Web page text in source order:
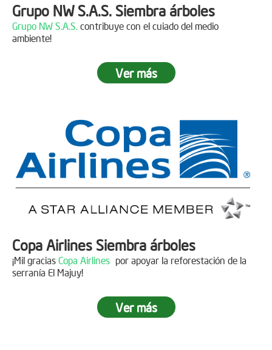
Grupo NW S.A.S. Siembra árboles
Grupo NW S.A.S. contribuye con el cuiado del medio
ambiente!
Jornada de reforestación
15 personas
Ver más
Copa Airlines Siembra árboles
¡Mil gracias Copa Airlines por apoyar la reforestación de la
serranía El Majuy!
Siembra en el Páramo Aguas Vivas
Ver más